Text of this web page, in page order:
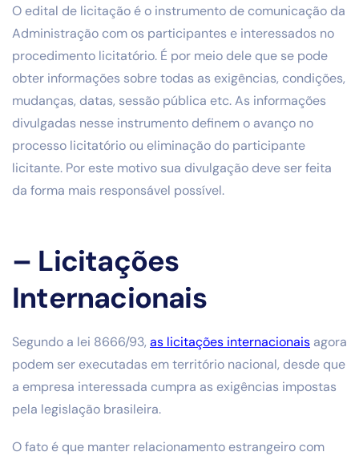
O edital de licitação é o instrumento de comunicação da
Administração com os participantes e interessados no
procedimento licitatório. É por meio dele que se pode
obter informações sobre todas as exigências, condições,
mudanças, datas, sessão pública etc. As informações
divulgadas nesse instrumento definem o avanço no
processo licitatório ou eliminação do participante
licitante. Por este motivo sua divulgação deve ser feita
da forma mais responsável possível.
– Licitações
Internacionais
Segundo a lei 8666/93, as licitações internacionais agora
podem ser executadas em território nacional, desde que
a empresa interessada cumpra as exigências impostas
pela legislação brasileira.
O fato é que manter relacionamento estrangeiro com